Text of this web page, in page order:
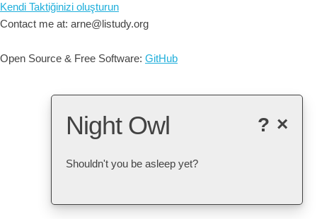
Kendi Taktiğinizi oluşturun
Contact me at: arne@listudy.org
Open Source & Free Software: GitHub
×
?
Night Owl
Shouldn't you be asleep yet?